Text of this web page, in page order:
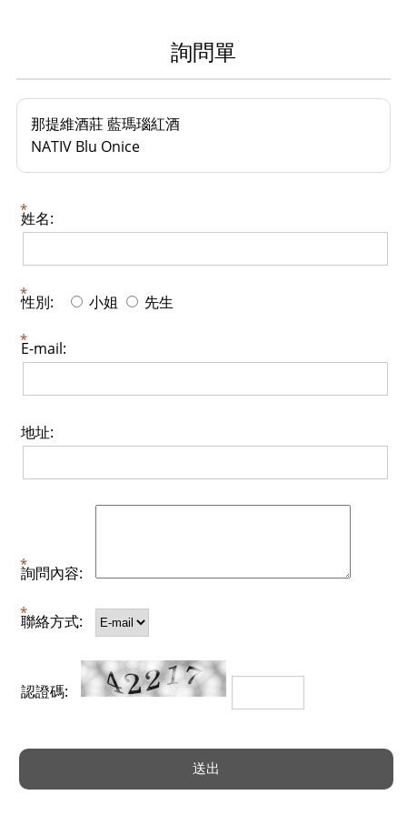
詢問單
那提維酒莊 藍瑪瑙紅酒
NATIV Blu Onice
姓名:
性別: 小姐 先生
E-mail:
地址:
詢問內容:
聯絡方式:
認證碼: